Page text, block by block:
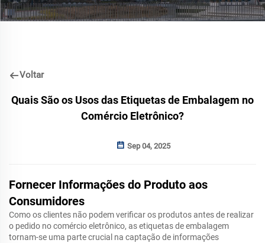
Voltar
Quais São os Usos das Etiquetas de Embalagem no
Comércio Eletrônico?
Sep 04, 2025
Fornecer Informações do Produto aos
Consumidores
Como os clientes não podem verificar os produtos antes de realizar
o pedido no comércio eletrônico, as etiquetas de embalagem
tornam-se uma parte crucial na captação de informações